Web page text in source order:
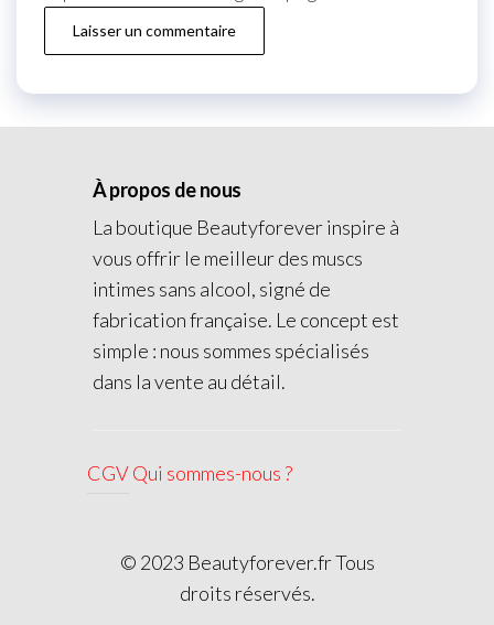
À propos de nous
La boutique Beautyforever inspire à
vous offrir le meilleur des muscs
intimes sans alcool, signé de
fabrication française. Le concept est
simple : nous sommes spécialisés
dans la vente au détail.
CGVQui sommes-nous ?
© 2023 Beautyforever.fr Tous
droits réservés.